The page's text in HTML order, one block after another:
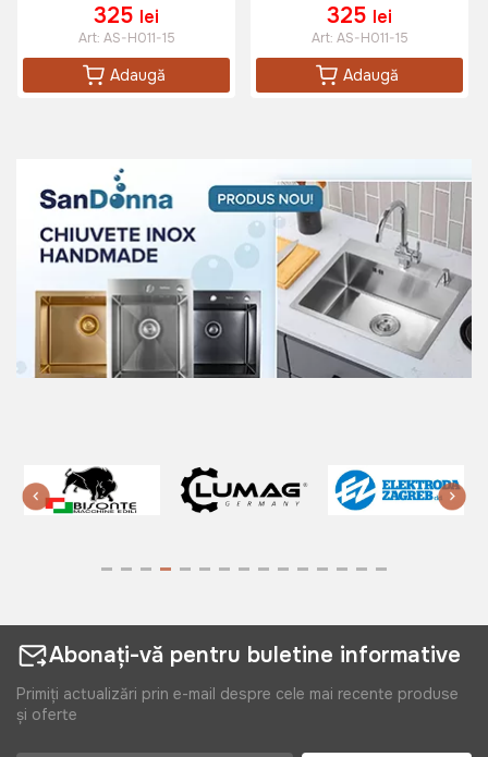
299 lei
325 lei
Art: AS-H011-15
Adaugă
325 lei
Art: AS-H011-15
Adaugă
Abonați-vă pentru buletine informative
Primiți actualizări prin e-mail despre cele mai recente produse
și oferte